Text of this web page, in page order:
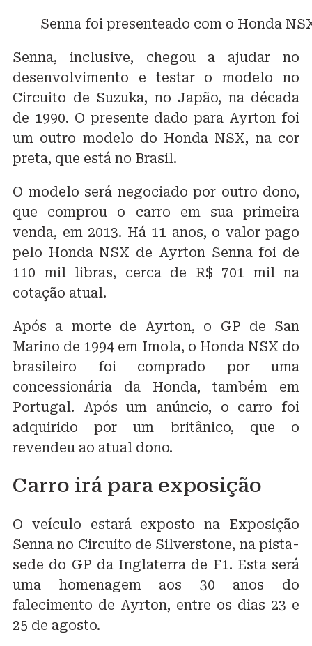
Senna foi presenteado com o Honda
Senna, inclusive, chegou a ajudar no
desenvolvimento e testar o modelo no
Circuito de Suzuka, no Japão, na década
de 1990. O presente dado para Ayrton foi
um outro modelo do Honda NSX, na cor
preta, que está no Brasil.
O modelo será negociado por outro dono,
que comprou o carro em sua primeira
venda, em 2013. Há 11 anos, o valor pago
pelo Honda NSX de Ayrton Senna foi de
110 mil libras, cerca de R$ 701 mil na
cotação atual.
Após a morte de Ayrton, o GP de San
Marino de 1994 em Imola, o Honda NSX do
brasileiro foi comprado por uma
concessionária da Honda, também em
Portugal. Após um anúncio, o carro foi
adquirido por um britânico, que o
revendeu ao atual dono.
Carro irá para exposição
O veículo estará exposto na Exposição
Senna no Circuito de Silverstone, na pista-
sede do GP da Inglaterra de F1. Esta será
uma homenagem aos 30 anos do
falecimento de Ayrton, entre os dias 23 e
25 de agosto.